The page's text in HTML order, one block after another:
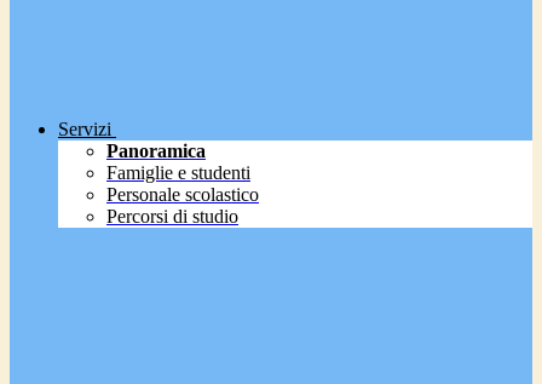
Servizi
Panoramica
Famiglie e studenti
Personale scolastico
Percorsi di studio